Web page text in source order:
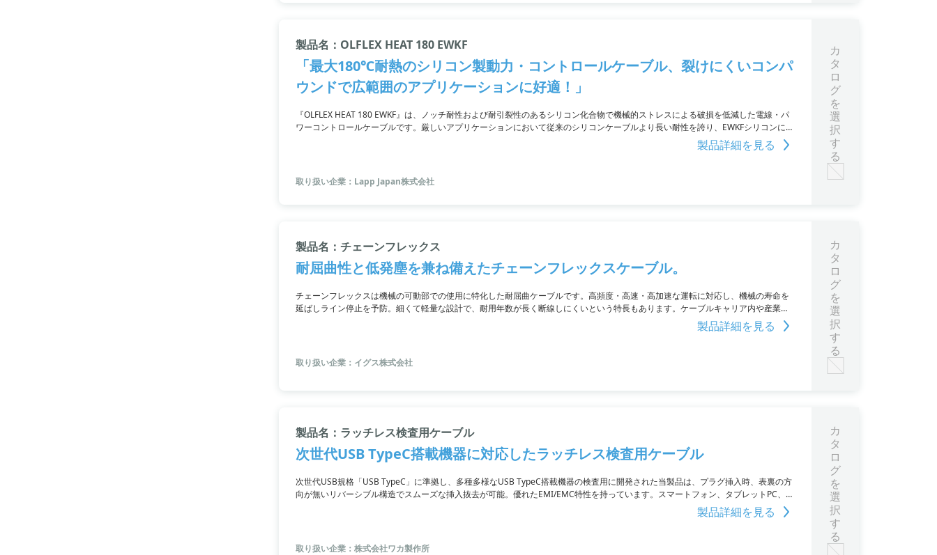
製品名：OLFLEX HEAT 180 EWKF
「最大180℃耐熱のシリコン製動力・コントロールケーブル、裂けにくいコンパ
ウンドで広範囲のアプリケーションに好適！」
『OLFLEX HEAT 180 EWKF』は、ノッチ耐性および耐引裂性のあるシリコン化合物で機械的ストレスによる破損を低減した電線・パ
ワーコントロールケーブルです。厳しいアプリケーションにおいて従来のシリコンケーブルより長い耐性を誇り、EWKFシリコンに特
殊な添加物を使用しているため、保護具で保護されたケーブルバージョンは不要。柔軟性があるため、狭いスペースでも容易に設置
できます。初期の引裂伝播への耐性および耐断裂性、燃焼特性・非腐食性、ハロゲンフリー、優れた耐加水分解性およびUV耐性、さ
製品詳細を見る
取り扱い企業：Lapp Japan株式会社
カ
タ
ロ
グ
を
選
択
す
る
製品名：チェーンフレックス
耐屈曲性と低発塵を兼ね備えたチェーンフレックスケーブル。
チェーンフレックスは機械の可動部での使用に特化した耐屈曲ケーブルです。高頻度・高速・高加速な運転に対応し、機械の寿命を
延ばしライン停止を予防。細くて軽量な設計で、耐用年数が長く断線しにくいという特長もあります。ケーブルキャリア内や産業ロ
製品詳細を見る
取り扱い企業：イグス株式会社
カ
タ
ロ
グ
を
選
択
す
る
製品名：ラッチレス検査用ケーブル
次世代USB TypeC搭載機器に対応したラッチレス検査用ケーブル
次世代USB規格「USB TypeC」に準拠し、多種多様なUSB TypeC搭載機器の検査用に開発された当製品は、プラグ挿入時、表裏の方
向が無いリバーシブル構造でスムーズな挿入抜去が可能。優れたEMI/EMC特性を持っています。スマートフォン、タブレットPC、
TV、小型液晶ディスプレイなどに幅広く使用可能です。ラッチレスケーブルでセット側に挿入抜去の負担を加えずに検査できます。
製品詳細を見る
取り扱い企業：株式会社ワカ製作所
カ
タ
ロ
グ
を
選
択
す
る